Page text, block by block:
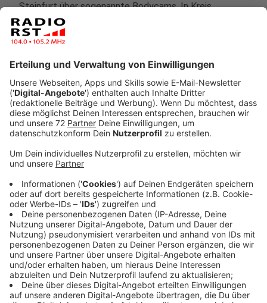
Steinfurt über sogenannte Bodycams. In Kreis
Steinfurt sind zurzeit 170 Kameras im Einsatz. Die Zahl
der Angriffe gegen Polizeibeamte ist dort 2019 im
Ursache vermutet die Polizei einen Respektverlust
gegenüber Einsatzkräften in der Gesellschaft neben
der angestrengteren Verfolgung von Gewalt gegen
Beamte.
Die im Diensteinsatz offen an der Weste getragenen
Überfälle unter Alkoholeinfluss, zu verhindern. Studien
deeskalierende Wirkung, gerade bei
Wiederholungstätern. In gefährlichen Situationen
können sie per Knopfdruck aktiviert werden. Dies soll,
außer bei akuter Gefahr, von den Beamten vorher
mündlich mitgeteilt werden.
Ein Kommissar der Kreispolizei in Steinfurt sagte zum
Einsatz der Bodycams: "Ich fühle mich gestärkt in
unserem Auftreten und ein Stück weit sicherer soweit